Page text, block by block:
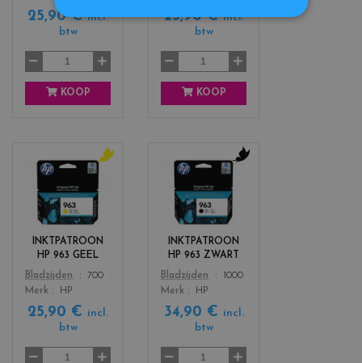
a
25,90 €incl.
btw
KOOP
g
t
25,90 €incl.
btw
KOOP
INKTPATROON
HP 963 GEEL
Color
c
o
l
o
r
y
l
w
Bladzijden
700
Merk
HP
25,90 €
incl.
btw
INKTPATROON
HP 963 ZWART
Color
o
o
r
s
b
a
Bladzijden
1000
Merk
HP
34,90 €
incl.
btw